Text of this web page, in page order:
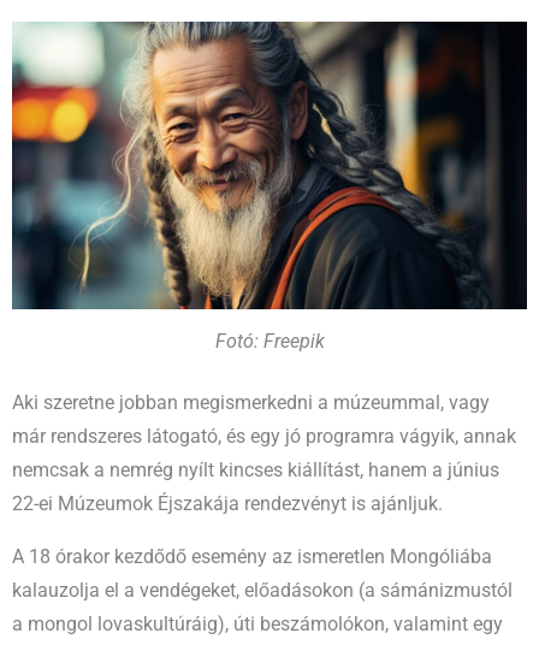
Fotó: Freepik
Aki szeretne jobban megismerkedni a múzeummal, vagy
már rendszeres látogató, és egy jó programra vágyik, annak
nemcsak a nemrég nyílt kincses kiállítást, hanem a június
22-ei Múzeumok Éjszakája rendezvényt is ajánljuk.
A 18 órakor kezdődő esemény az ismeretlen Mongóliába
kalauzolja el a vendégeket, előadásokon (a sámánizmustól
a mongol lovaskultúráig), úti beszámolókon, valamint egy